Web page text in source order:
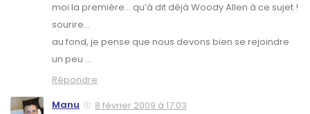
moi la première… qu’à dit déjà Woody Allen à ce sujet !
sourire…
au fond, je pense que nous devons bien se rejoindre
un peu …
Répondre
Manu
8 février 2009 à 17:03